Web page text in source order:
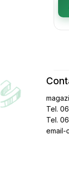
Tel.
Tel.
email-